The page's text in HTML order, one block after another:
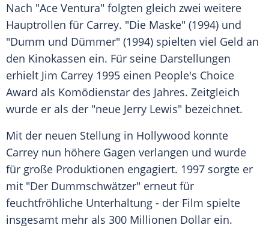
Nach "Ace Ventura" folgten gleich zwei weitere
Hauptrollen für Carrey. "Die Maske" (1994) und
"Dumm und Dümmer" (1994) spielten viel Geld an
den Kinokassen ein. Für seine Darstellungen
erhielt Jim Carrey 1995 einen People's Choice
Award als Komödienstar des Jahres. Zeitgleich
wurde er als der "neue Jerry Lewis" bezeichnet.
Mit der neuen Stellung in Hollywood konnte
Carrey nun höhere Gagen verlangen und wurde
für große Produktionen engagiert. 1997 sorgte er
mit "Der Dummschwätzer" erneut für
feuchtfröhliche Unterhaltung - der Film spielte
insgesamt mehr als 300 Millionen Dollar ein.